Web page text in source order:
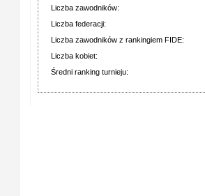
Liczba zawodników:
Liczba federacji:
Liczba zawodników z rankingiem FIDE:
Liczba kobiet:
Średni ranking turnieju: